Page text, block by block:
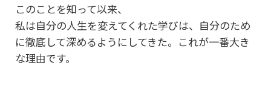
このことを知って以来、
私は自分の人生を変えてくれた学びは、自分のため
に徹底して深めるようにしてきた。これが一番大き
な理由です。